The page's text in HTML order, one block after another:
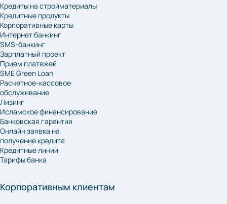
Кредиты на стройматериалы
Кредитные продукты
Корпоративные карты
Интернет банкинг
SMS-банкинг
Зарплатный проект
Прием платежей
SME Green Loan
Расчетное-кассовое
обслуживание
Лизинг
Исламское финансирование
Банковская гарантия
Онлайн заявка на
получение кредита
Кредитные линии
Тарифы банка
Корпоративным клиентам